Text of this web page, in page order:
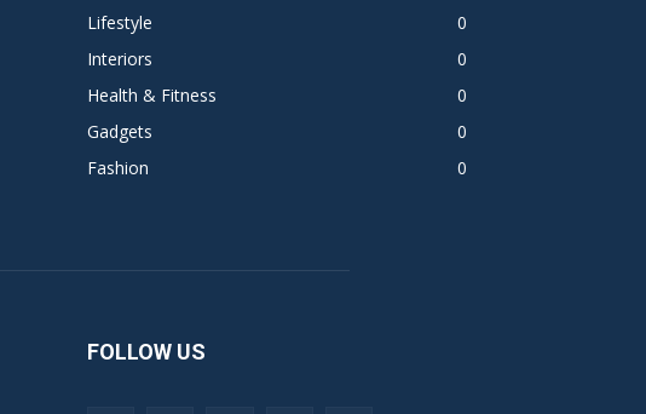
Lifestyle
0
Interiors
0
Health & Fitness
0
Gadgets
0
Fashion
0
FOLLOW US